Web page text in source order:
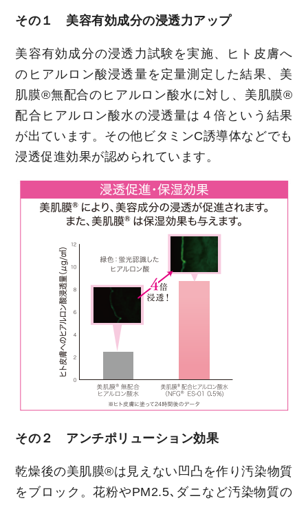
その１ 美容有効成分の浸透力アップ
美容有効成分の浸透力試験を実施、ヒト皮膚へ
のヒアルロン酸浸透量を定量測定した結果、美
肌膜®無配合のヒアルロン酸水に対し、美肌膜®
配合ヒアルロン酸水の浸透量は４倍という結果
が出ています。その他ビタミンC誘導体などでも
浸透促進効果が認められています。
その２ アンチポリューション効果
乾燥後の美肌膜®は見えない凹凸を作り汚染物質
をブロック。花粉やPM2.5､ダニなど汚染物質の